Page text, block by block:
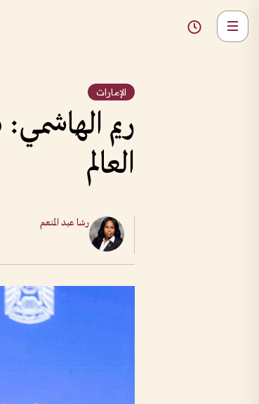
الإمارات
العالم
رشا عبد المنعم